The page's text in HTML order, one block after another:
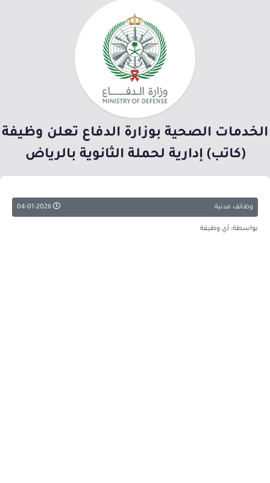
الخدمات الصحية بوزارة الدفاع تعلن وظيفة
(كاتب) إدارية لحملة الثانوية بالرياض
وظائف مدنية
بواسطة: أي وظيفة